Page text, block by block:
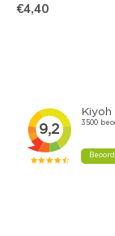
€4,40